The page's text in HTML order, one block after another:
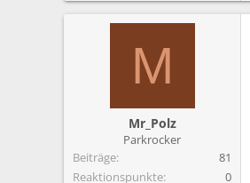
M
Mr_Polz
Parkrocker
Beiträge
81
Reaktionspunkte
0